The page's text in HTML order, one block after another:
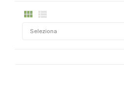
 
Seleziona